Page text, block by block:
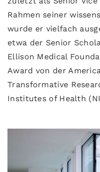
Rahmen seiner
wurde er vielfach
etwa der Senior
Ellison Medical
Award von der
Transformative
Institutes of Health